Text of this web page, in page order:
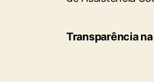
Transparência